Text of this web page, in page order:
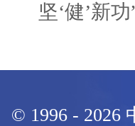
坚‘健’新
© 1996 - 2026